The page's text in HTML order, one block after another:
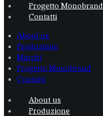
Progetto Monobrand
Contatti
About us
Produzione
Marchi
Progetto Monobrand
Contatti
About us
Produzione